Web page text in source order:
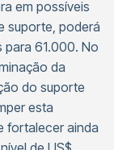
em possíveis
suporte, poderá
61.000. No
da
do suporte
esta
fortalecer ainda